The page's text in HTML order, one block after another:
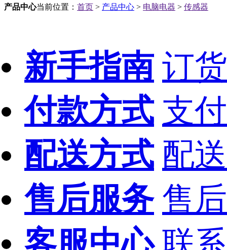
产品中心当前位置： 首页 > 产品中心 > 电脑电器 > 传感器
新手指南 订
付款方式 支
配送方式 配
售后服务 售